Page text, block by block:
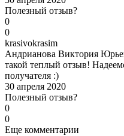
Полезный отзыв?
0
0
krasivokrasim
Андрианова Виктория
такой теплый отзыв!
получателя :)
30 апреля 2020
Полезный отзыв?
0
0
Еще комментарии